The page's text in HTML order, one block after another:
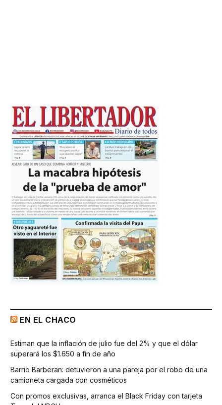
EN EL CHACO
Estiman que la inflación de julio fue del 2% y que el dólar
superará los $1.650 a fin de año
Barrio Barberan: detuvieron a una pareja por el robo de una
camioneta cargada con cosméticos
Con promos exclusivas, arranca el Black Friday con tarjeta